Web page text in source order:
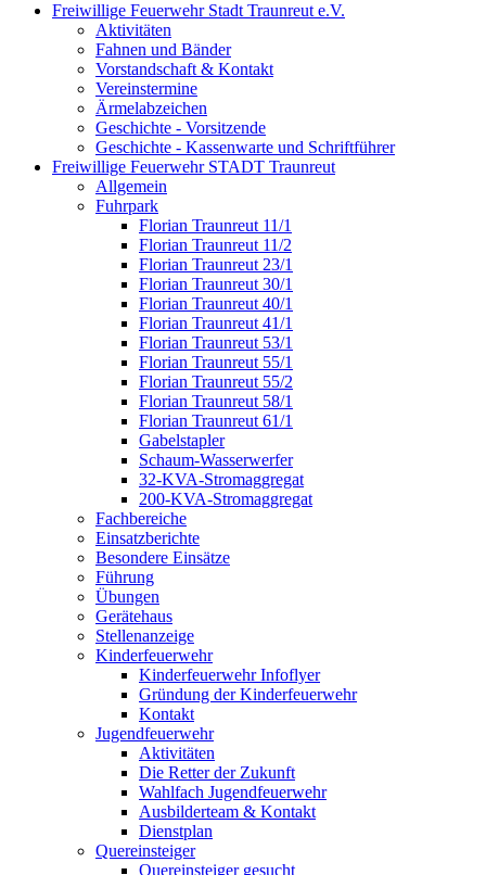
Freiwillige Feuerwehr Stadt Traunreut e.V.
Aktivitäten
Fahnen und Bänder
Vorstandschaft & Kontakt
Vereinstermine
Ärmelabzeichen
Geschichte - Vorsitzende
Geschichte - Kassenwarte und Schriftführer
Freiwillige Feuerwehr STADT Traunreut
Allgemein
Fuhrpark
Florian Traunreut 11/1
Florian Traunreut 11/2
Florian Traunreut 23/1
Florian Traunreut 30/1
Florian Traunreut 40/1
Florian Traunreut 41/1
Florian Traunreut 53/1
Florian Traunreut 55/1
Florian Traunreut 55/2
Florian Traunreut 58/1
Florian Traunreut 61/1
Gabelstapler
Schaum-Wasserwerfer
32-KVA-Stromaggregat
200-KVA-Stromaggregat
Fachbereiche
Einsatzberichte
Besondere Einsätze
Führung
Übungen
Gerätehaus
Stellenanzeige
Kinderfeuerwehr
Kinderfeuerwehr Infoflyer
Gründung der Kinderfeuerwehr
Kontakt
Jugendfeuerwehr
Aktivitäten
Die Retter der Zukunft
Wahlfach Jugendfeuerwehr
Ausbilderteam & Kontakt
Dienstplan
Quereinsteiger
Quereinsteiger gesucht